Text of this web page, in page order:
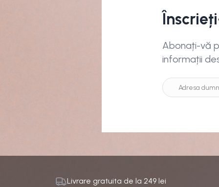
Abonați-vă
informații
Livrare gratuita de la249 lei